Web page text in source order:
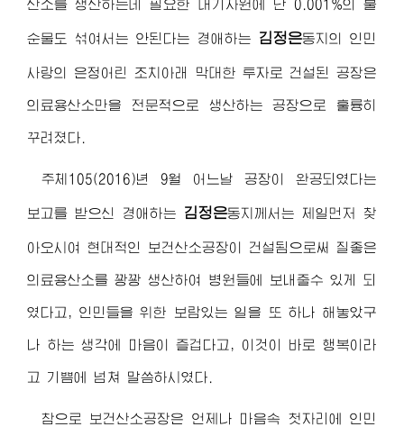
산소를 생산하는데 필요한 대기자원에 단 0.001%의 불
순물도 섞여서는 안된다는 경애하는 김정은동지 의 인민
사랑의 은정어린 조치아래 막대한 투자로 건설된 공장은
의료용산소만을 전문적으로 생산하는 공장으로 훌륭히
꾸려졌다.
주체105(2016)년 9월 어느날 공장이 완공되였다는
보고를 받으신 경애하는 김정은동지 께서는 제일먼저 찾
아오시여 현대적인 보건산소공장이 건설됨으로써 질좋은
의료용산소를 꽝꽝 생산하여 병원들에 보내줄수 있게 되
였다고, 인민들을 위한 보람있는 일을 또 하나 해놓았구
나 하는 생각에 마음이 즐겁다고, 이것이 바로 행복이라
고 기쁨에 넘쳐 말씀하시였다.
참으로 보건산소공장은 언제나 마음속 첫자리에 인민